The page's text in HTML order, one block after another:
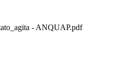
- ANQUAP.pdf